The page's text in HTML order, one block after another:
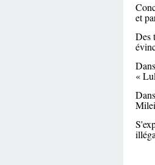
et
Des
«